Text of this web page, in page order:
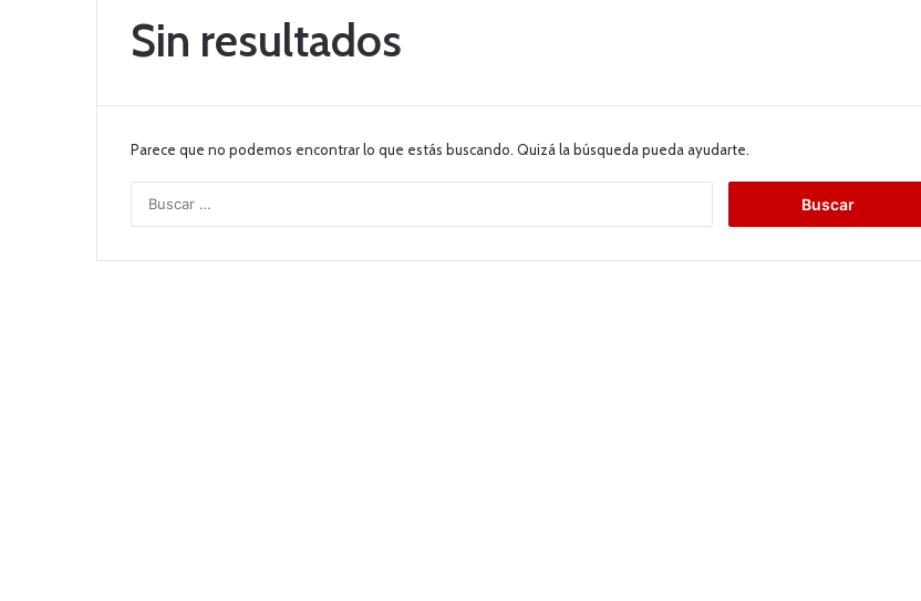
Sin resultados
Parece que no podemos encontrar lo que estás buscando. Quizá la búsqueda pueda ayudarte.
c